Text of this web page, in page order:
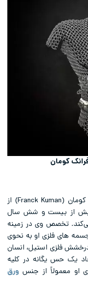
کومان
مجسمه های فلزی متعددی توسط فرانک کومان (Franck Kuman) از
از بیست و شش سال
تخصص وی در زمینه
های فلزی او به نحوی
فلزی استیل، انسان
یک حس یگانه در کلیه
او معمولاً از جنس ورق